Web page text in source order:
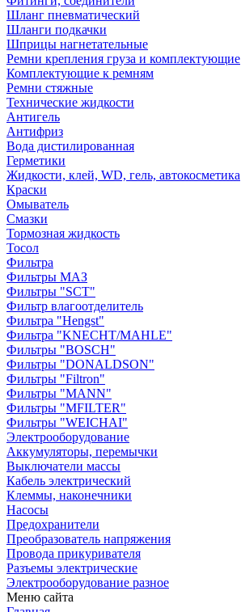
Шланг пневматический
Шланги подкачки
Шприцы нагнетательные
Ремни крепления груза и комплектующие
Комплектующие к ремням
Ремни стяжные
Технические жидкости
Антигель
Антифриз
Вода дистилированная
Герметики
Жидкости, клей, WD, гель, автокосметика
Краски
Омыватель
Смазки
Тормозная жидкость
Тосол
Фильтра
Фильтры МАЗ
Фильтры "SCT"
Фильтр влагоотделитель
Фильтра "Hengst"
Фильтра "KNECHT/MAHLE"
Фильтры "BOSCH"
Фильтры "DONALDSON"
Фильтры "Filtron"
Фильтры "MANN"
Фильтры "MFILTER"
Фильтры "WEICHAI"
Электрооборудование
Аккумуляторы, перемычки
Выключатели массы
Кабель электрический
Клеммы, наконечники
Насосы
Предохранители
Преобразователь напряжения
Провода прикуривателя
Разъемы электрические
Электрооборудование разное
Меню сайта